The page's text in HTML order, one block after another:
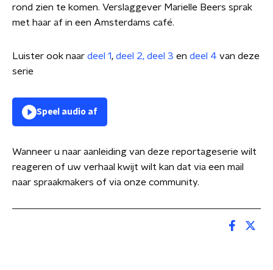
rond zien te komen. Verslaggever Marielle Beers sprak
met haar af in een Amsterdams café.
Luister ook naar deel 1, deel 2, deel 3 en deel 4 van deze
serie
Speel audio af
Wanneer u naar aanleiding van deze reportageserie wilt
reageren of uw verhaal kwijt wilt kan dat via een mail
naar spraakmakers of via onze community.